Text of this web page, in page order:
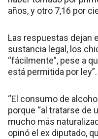
años, y otro 7,16 por
Las respuestas dejan
sustancia legal, los
“fácilmente”, pese a
está permitida por ley”.
“El consumo de
porque “al tratarse de
mucho más
opinó el ex diputado,